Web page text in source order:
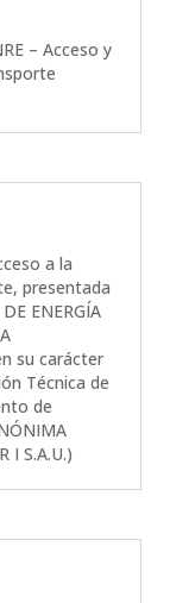
– Acceso y
a la
presentada
ENERGÍA
su carácter
Técnica de
de
I S.A.U.)